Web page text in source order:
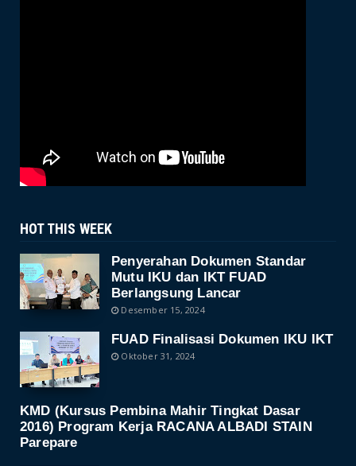
HOT THIS WEEK
Penyerahan Dokumen Standar
Mutu IKU dan IKT FUAD
Berlangsung Lancar
Desember 15, 2024
FUAD Finalisasi Dokumen IKU IKT
Oktober 31, 2024
KMD (Kursus Pembina Mahir Tingkat Dasar
2016) Program Kerja RACANA ALBADI STAIN
Parepare